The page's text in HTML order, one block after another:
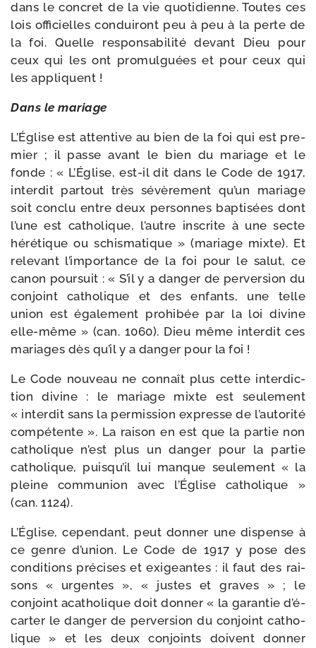
dans le concret de la vie quo­ti­dienne. Toutes ces
lois offi­cielles condui­ront peu à peu à la perte de
la foi. Quelle res­pon­sa­bi­li­té devant Dieu pour
ceux qui les ont pro­mul­guées et pour ceux qui
les appliquent !
Dans le mariage
L’Église est atten­tive au bien de la foi qui est pre­
mier ; il passe avant le bien du mariage et le
fonde : « L’Église, est-​il dit dans le Code de 1917,
inter­dit par­tout très sévè­re­ment qu’un mariage
soit conclu entre deux per­sonnes bap­ti­sées dont
l’une est catho­lique, l’autre ins­crite à une secte
héré­tique ou schis­ma­tique » (mariage mixte). Et
rele­vant l’importance de la foi pour le salut, ce
canon pour­suit : « S’il y a dan­ger de per­ver­sion du
conjoint catho­lique et des enfants, une telle
union est éga­le­ment pro­hi­bée par la loi divine
elle-​même » (can. 1060). Dieu même inter­dit ces
mariages dès qu’il y a dan­ger pour la foi !
Le Code nou­veau ne connaît plus cette inter­dic­
tion divine : le mariage mixte est seule­ment
« inter­dit sans la per­mis­sion expresse de l’au­to­ri­té
com­pé­tente ». La rai­son en est que la par­tie non
catho­lique n’est plus un dan­ger pour la par­tie
catho­lique, puisqu’il lui manque seule­ment « la
pleine com­mu­nion avec l’Église catho­lique »
(can. 1124).
L’Église, cepen­dant, peut don­ner une dis­pense à
ce genre d’union. Le Code de 1917 y pose des
condi­tions pré­cises et exi­geantes : il faut des rai­
sons « urgentes », « justes et graves » ; le
conjoint aca­tho­lique doit don­ner « la garan­tie d’é­
car­ter le dan­ger de per­ver­sion du conjoint catho­
lique » et les deux conjoints doivent don­ner